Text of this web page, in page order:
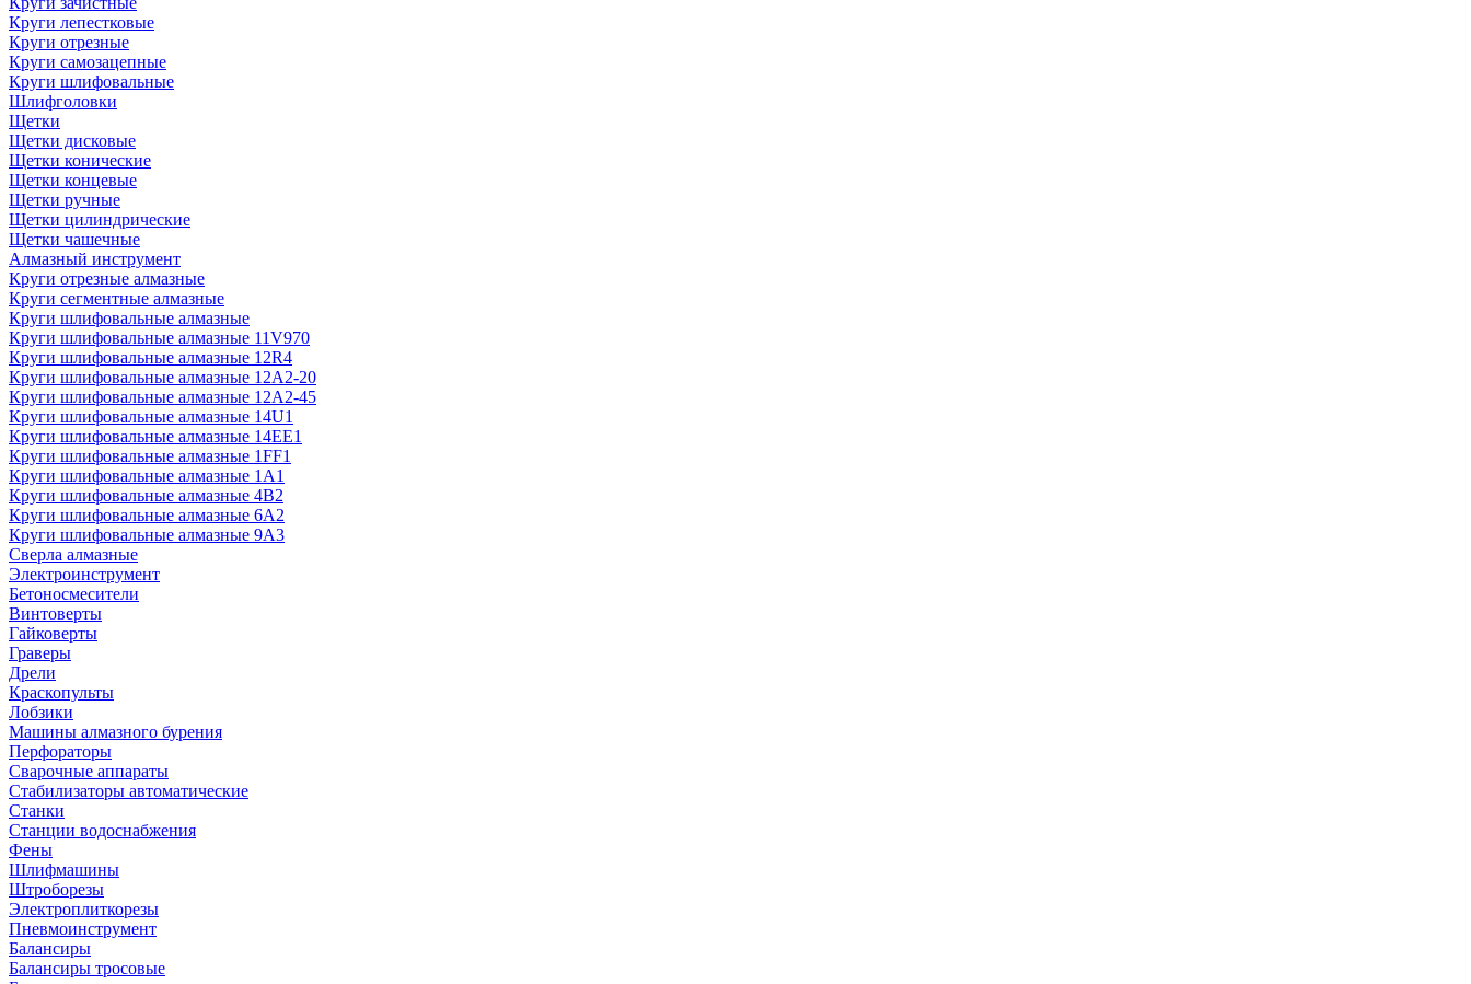
Круги лепестковые
Круги отрезные
Круги самозацепные
Круги шлифовальные
Шлифголовки
Щетки
Щетки дисковые
Щетки конические
Щетки концевые
Щетки ручные
Щетки цилиндрические
Щетки чашечные
Алмазный инструмент
Круги отрезные алмазные
Круги сегментные алмазные
Круги шлифовальные алмазные
Круги шлифовальные алмазные 11V970
Круги шлифовальные алмазные 12R4
Круги шлифовальные алмазные 12А2-20
Круги шлифовальные алмазные 12А2-45
Круги шлифовальные алмазные 14U1
Круги шлифовальные алмазные 14ЕЕ1
Круги шлифовальные алмазные 1FF1
Круги шлифовальные алмазные 1А1
Круги шлифовальные алмазные 4В2
Круги шлифовальные алмазные 6A2
Круги шлифовальные алмазные 9А3
Сверла алмазные
Электроинструмент
Бетоносмесители
Винтоверты
Гайковерты
Граверы
Дрели
Краскопульты
Лобзики
Машины алмазного бурения
Перфораторы
Сварочные аппараты
Стабилизаторы автоматические
Станки
Станции водоснабжения
Фены
Шлифмашины
Штроборезы
Электроплиткорезы
Пневмоинструмент
Балансиры
Балансиры тросовые